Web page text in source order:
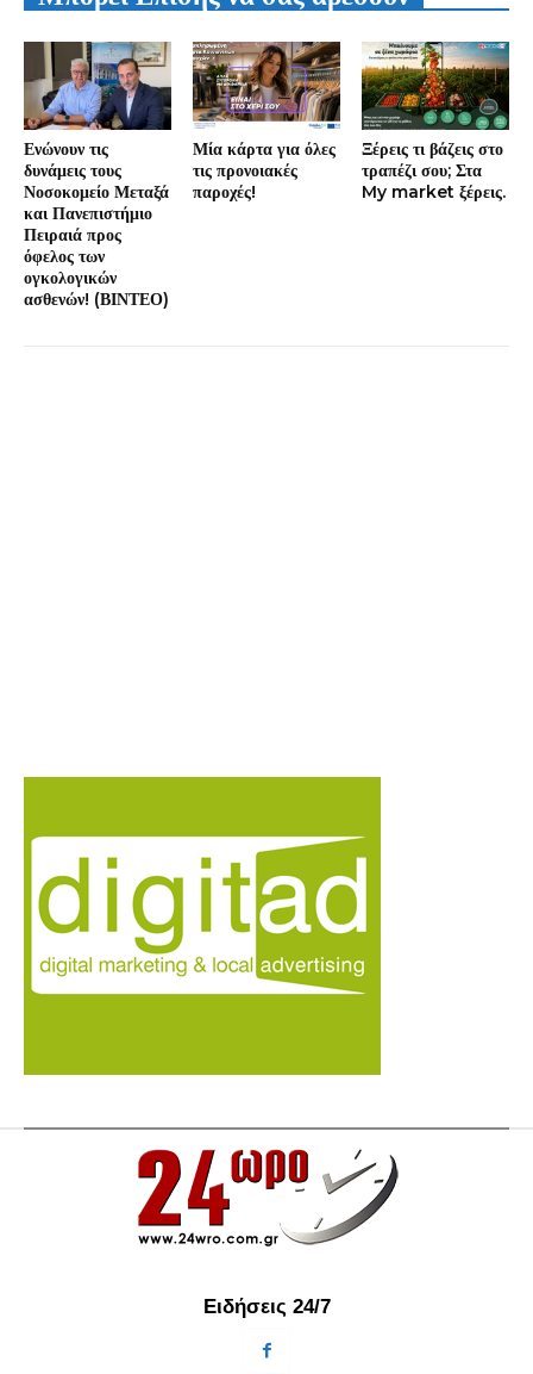
Ενώνουν τις
δυνάμεις τους
Νοσοκομείο Μεταξά
και Πανεπιστήμιο
Πειραιά προς
όφελος των
ογκολογικών
ασθενών! (ΒΙΝΤΕΟ)
Μία κάρτα για όλες
τις προνοιακές
παροχές!
Ξέρεις τι βάζεις στο
τραπέζι σου; Στα
My market ξέρεις.
Ειδήσεις 24/7